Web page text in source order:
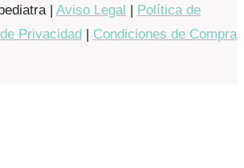
| Aviso Legal
Política de
Privacidad Condiciones de Compra